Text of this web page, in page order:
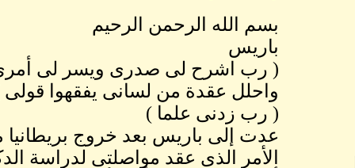
بسم الله الرحمن الرحيم
باريس
( رب اشرح لى صدرى ويسر لى
واحلل عقدة من لسانى يفقهوا قولى
( رب زدنى علما )
عدت إلى باريس بعد خروج بريطانيا